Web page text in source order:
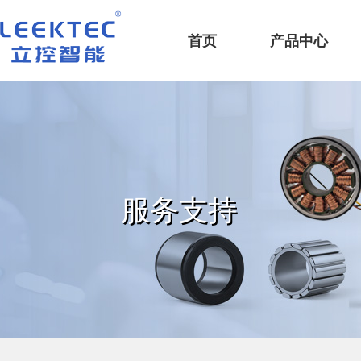
深圳市立控智能科技有限公司
首页
产品中心
服务支持